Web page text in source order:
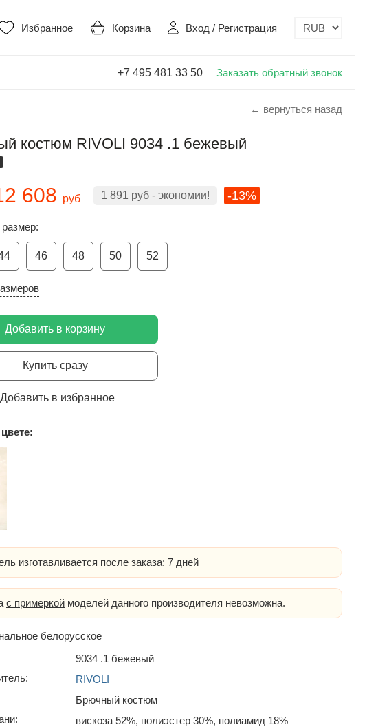
Избранное Корзина Вход / Регистрация
+7 495 481 33 50 Заказать обратный звонок
← вернуться назад
костюм RIVOLI 9034 .1 бежевый
608 руб 1 891 руб - экономии! -13%
46 48 50 52
Добавить в корзину
Купить сразу
Добавить в избранное
изготавливается после заказа: 7 дней
с примеркой моделей данного производителя невозможна.
белорусское
9034 .1 бежевый
RIVOLI
Брючный костюм
вискоза 52%, полиэстер 30%, полиамид 18%